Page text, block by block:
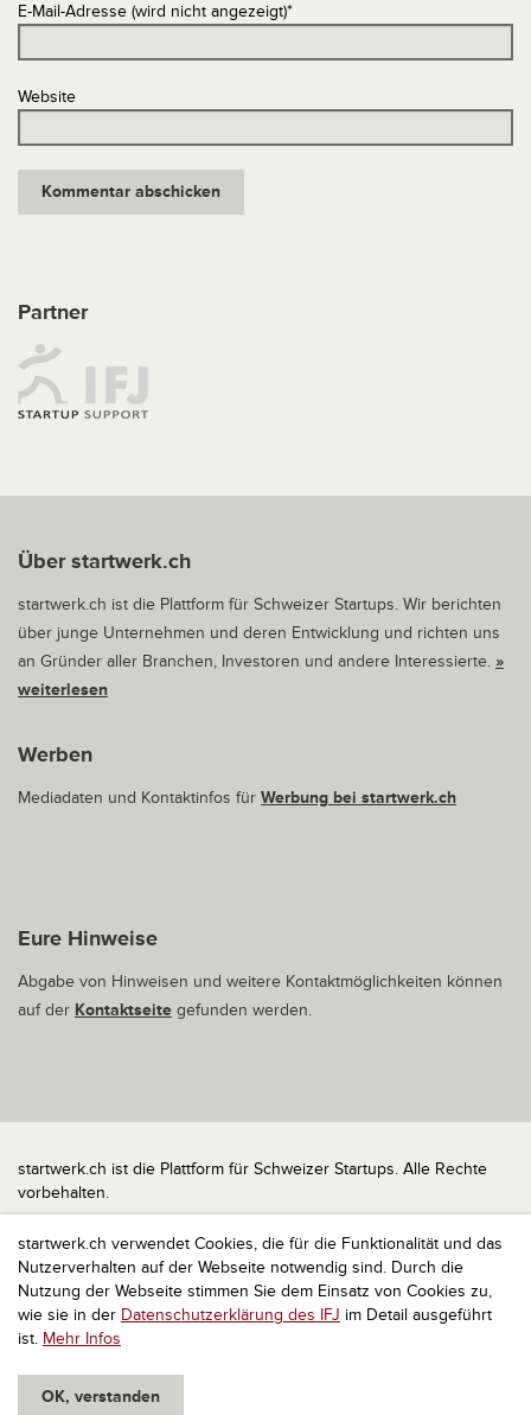
startwerk.ch verwendet Cookies, die für die Funktionalität und das
Nutzerverhalten auf der Webseite notwendig sind. Durch die
Nutzung der Webseite stimmen Sie dem Einsatz von Cookies zu,
wie sie in der Datenschutzerklärung des IFJ im Detail ausgeführt
ist. Mehr Infos
OK, verstanden
E-Mail-Adresse (wird nicht angezeigt)*
Website
Partner
Über startwerk.ch
startwerk.ch ist die Plattform für Schweizer Startups. Wir berichten
über junge Unternehmen und deren Entwicklung und richten uns
an Gründer aller Branchen, Investoren und andere Interessierte. »
weiterlesen
Werben
Mediadaten und Kontaktinfos für Werbung bei startwerk.ch
Eure Hinweise
Abgabe von Hinweisen und weitere Kontaktmöglichkeiten können
auf der Kontaktseite gefunden werden.
startwerk.ch ist die Plattform für Schweizer Startups. Alle Rechte
vorbehalten.
Impressum
Kontakt
nach oben